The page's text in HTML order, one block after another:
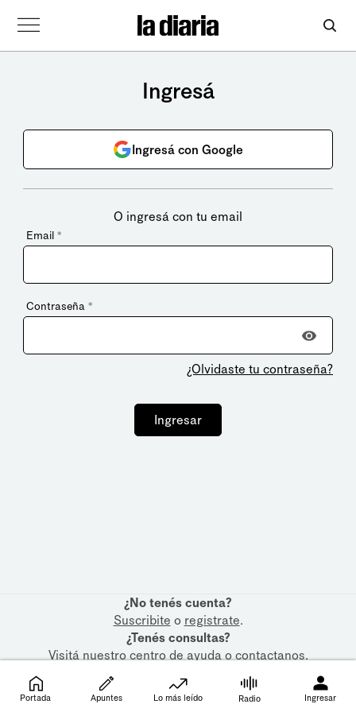
Ingresá
Ingresá con Google
O ingresá con tu email
Email *
Contraseña *
¿Olvidaste tu contraseña?
Ingresar
¿No tenés cuenta?
Suscribite o registrate.
¿Tenés consultas?
Visitá nuestrocentro de ayudaocontactanos.
Portada Apuntes Lo más leído Radio Ingresar